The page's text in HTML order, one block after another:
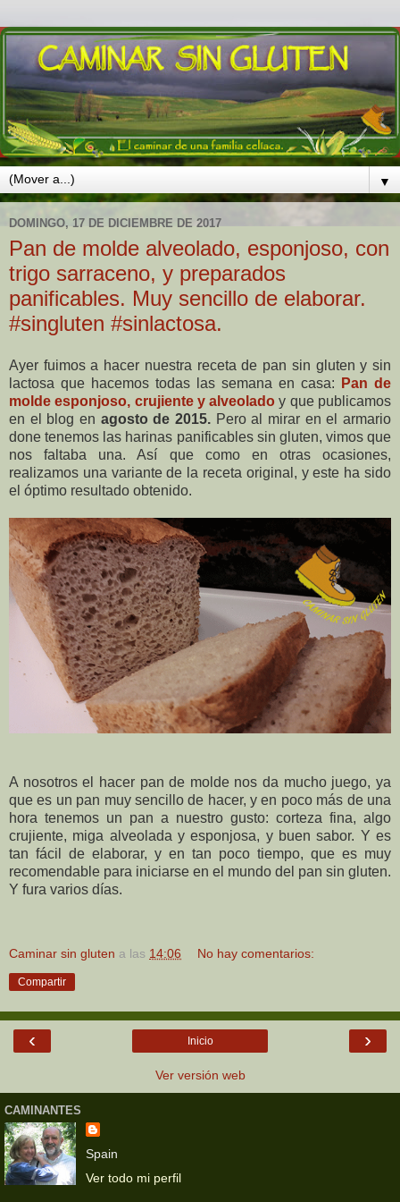
▼
DOMINGO, 17 DE DICIEMBRE DE 2017
Pan de molde alveolado, esponjoso, con
trigo sarraceno, y preparados
panificables. Muy sencillo de elaborar.
#singluten #sinlactosa.
Ayer fuimos a hacer nuestra receta de pan sin gluten y sin
lactosa que hacemos todas las semana en casa:
Pan de
molde esponjoso, crujiente y alveoladoy que publicamos
en el blog en agosto de 2015. Pero al mirar en el armario
done tenemos las harinas panificables sin gluten, vimos que
nos faltaba una. Así que como en otras ocasiones,
realizamos una variante de la receta original, y este ha sido
el óptimo resultado obtenido.
A nosotros el hacer pan de molde nos da mucho juego, ya
que es un pan muy sencillo de hacer, y en poco más de una
hora tenemos un pan a nuestro gusto: corteza fina, algo
crujiente, miga alveolada y esponjosa, y buen sabor. Y es
tan fácil de elaborar, y en tan poco tiempo, que es muy
recomendable para iniciarse en el mundo del pan sin gluten.
Y fura varios días.
Caminar sin gluten a las 14:06 No hay comentarios:
Compartir
‹ ›
Inicio
Ver versión web
CAMINANTES
Spain
Ver todo mi perfil